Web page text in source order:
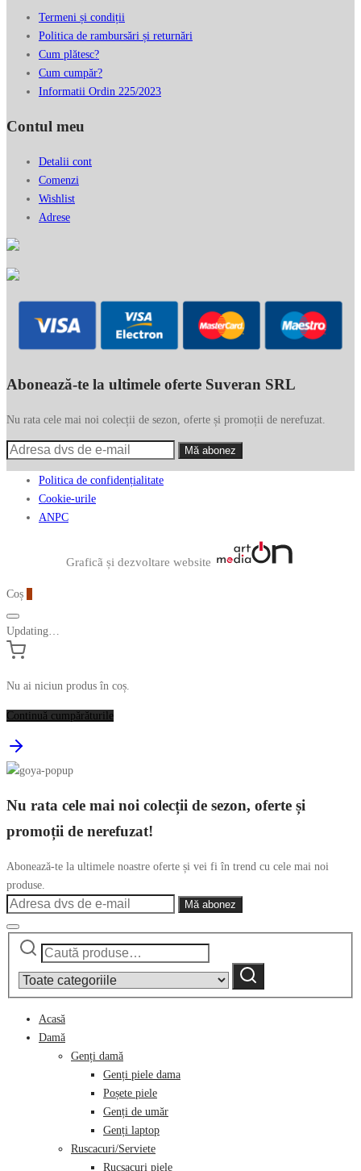
Termeni și condiții
Politica de rambursări și returnări
Cum plătesc?
Cum cumpăr?
Informatii Ordin 225/2023
Contul meu
Detalii cont
Comenzi
Wishlist
Adrese
Abonează-te la ultimele oferte Suveran SRL
Nu rata cele mai noi colecții de sezon, oferte și promoții de nerefuzat.
Politica de confidențialitate
Cookie-urile
ANPC
Graficã și dezvoltare website
Coș
Updating…
Nu ai niciun produs în coș.
Continuă cumpărăturile
Nu rata cele mai noi colecții de sezon, oferte și
promoții de nerefuzat!
Abonează-te la ultimele noastre oferte și vei fi în trend cu cele mai noi
produse.
Caută
category:
Caută
Acasă
Damă
Genți damă
Genți piele dama
Poșete piele
Genți de umăr
Genți laptop
Ruscacuri/Serviete
Rucsacuri piele